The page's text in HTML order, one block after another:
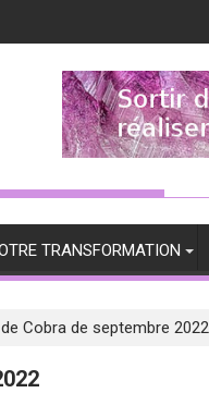
TRANSFORMATION
Cobra de septembre 2022